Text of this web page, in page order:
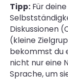
Tipp:Für
Diskussionen
(kleine
bekommst du
nicht nur eine
Sprache, um